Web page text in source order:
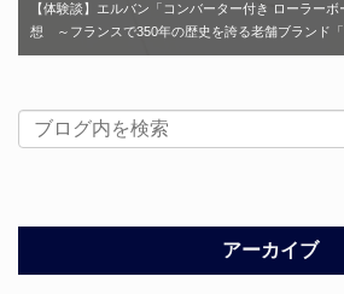
【体験談】エルバン「コンバーター付き ローラー
想 ～フランスで350年の歴史を誇る老舗ブランド「
アーカイブ